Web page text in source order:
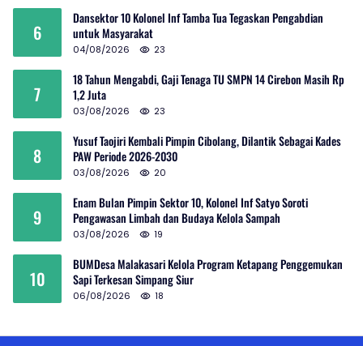
6
Dansektor 10 Kolonel Inf Tamba Tua Tegaskan Pengabdian
untuk Masyarakat
04/08/2026 23
7
18 Tahun Mengabdi, Gaji Tenaga TU SMPN 14 Cirebon Masih Rp
1,2 Juta
03/08/2026 23
8
Yusuf Taojiri Kembali Pimpin Cibolang, Dilantik Sebagai Kades
PAW Periode 2026-2030
03/08/2026 20
9
Enam Bulan Pimpin Sektor 10, Kolonel Inf Satyo Soroti
Pengawasan Limbah dan Budaya Kelola Sampah
03/08/2026 19
10
BUMDesa Malakasari Kelola Program Ketapang Penggemukan
Sapi Terkesan Simpang Siur
06/08/2026 18